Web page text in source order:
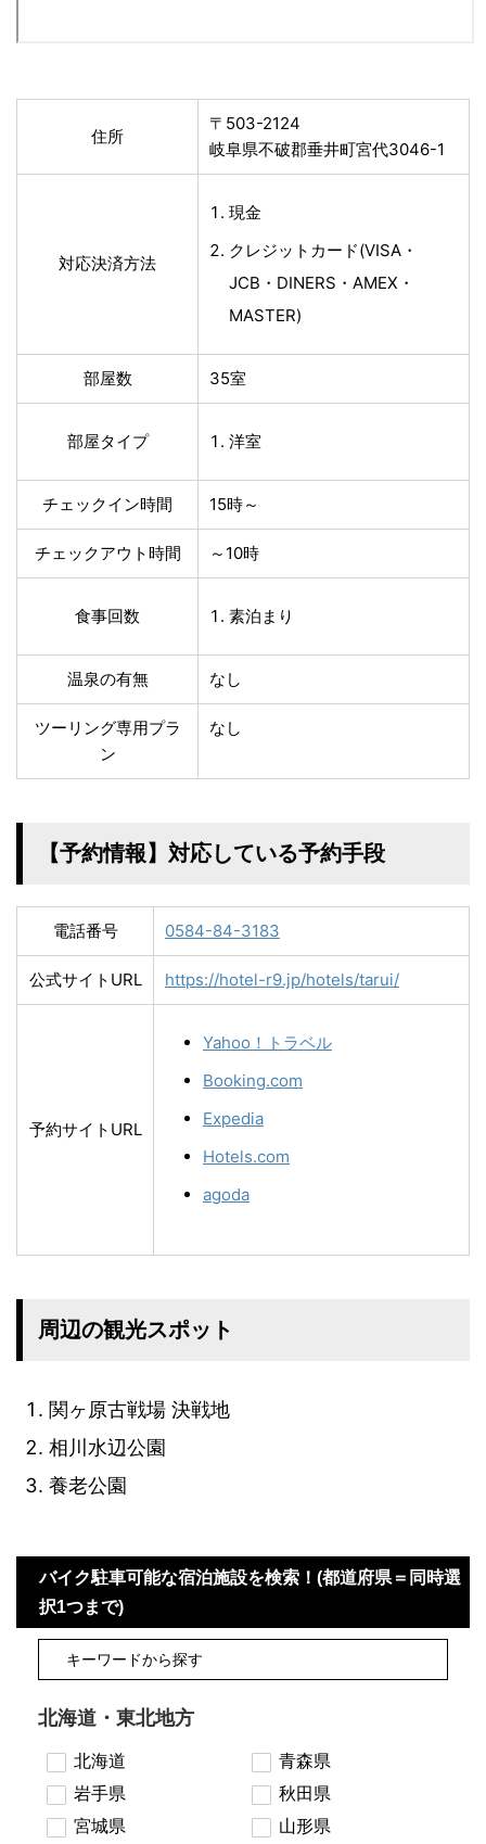
住所
〒503-2124
岐阜県不破郡垂井町宮代3046-1
対応決済方法
現金
クレジットカード(VISA・
JCB・DINERS・AMEX・
MASTER)
部屋数 35室
部屋タイプ 洋室
チェックイン時間 15時～
チェックアウト時間 ～10時
食事回数 素泊まり
温泉の有無 なし
ツーリング専用プラ
ン
なし
【予約情報】対応している予約手段
電話番号 0584-84-3183
公式サイトURL https://hotel-r9.jp/hotels/tarui/
予約サイトURL
Yahoo！トラベル
Booking.com
Expedia
Hotels.com
agoda
周辺の観光スポット
関ヶ原古戦場 決戦地
相川水辺公園
養老公園
バイク駐車可能な宿泊施設を検索！(都道府県＝同時選
択1つまで)
北海道・東北地方
北海道
青森県
岩手県
秋田県
宮城県
山形県